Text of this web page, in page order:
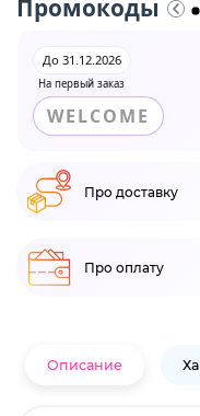
Промокоды
На первый заказ
До 31.12.2026
WELCOME
Про доставку
Про оплату
Описание